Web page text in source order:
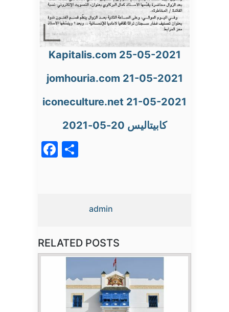
Kapitalis.com 25-05-2021
jomhouria.com 21-05-2021
iconeculture.net 21-05-2021
كابيتاليس 20-05-2021
Facebook
admin
RELATED POSTS